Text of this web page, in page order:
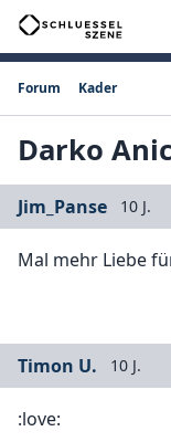
Forum Kader
Darko
Jim_Panse 10 J.
Mal mehr Liebe
Timon U. 10 J.
:love: